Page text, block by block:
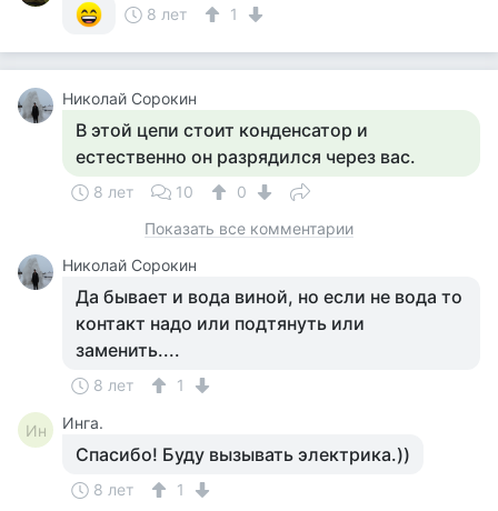
8 лет
1
Николай Сорокин
В этой цепи стоит конденсатор и
естественно он разрядился через вас.
8 лет 10
0
Показать все комментарии
Николай Сорокин
Да бывает и вода виной, но если не вода то
контакт надо или подтянуть или
заменить....
8 лет 1
Ин Инга.
Спасибо! Буду вызывать электрика.))
8 лет
1